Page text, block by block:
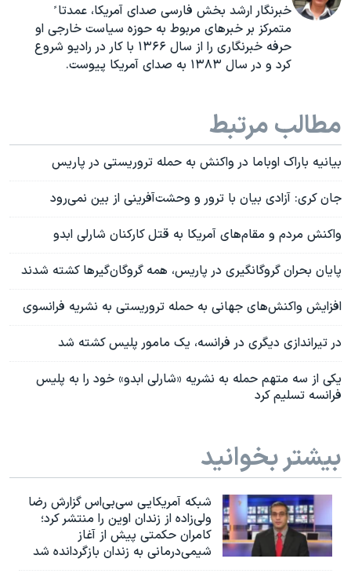
خبرنگار ارشد بخش فارسی صدای آمریکا، عمدتا ً
متمرکز بر خبرهای مربوط به حوزه سیاست خارجی او
حرفه خبرنگاری را از سال ۱۳۶۶ با کار در رادیو شروع
کرد و در سال ۱۳۸۳ به صدای آمریکا پیوست
.
مطالب مرتبط
بيانيه باراک اوباما در واکنش به حمله تروريستی در پاريس
جان کری: آزادی بیان با ترور و وحشت‌آفرینی از بین نمی‌رود
واکنش مردم و مقام‌های آمریکا به قتل کارکنان شارلی ابدو
پایان بحران گروگانگیری در پاریس، همه گروگان‌گیرها کشته شدند
افزایش واکنش‌های جهانی به حمله تروریستی به نشریه فرانسوی
در تیراندازی دیگری در فرانسه، یک مامور پلیس کشته شد
یکی از سه متهم حمله به نشریه «شارلی ابدو» خود را به پلیس
فرانسه تسلیم کرد
بیشتر بخوانید
شبکه آمریکایی سی‌بی‌‌اس گزارش رضا
ولی‌زاده از زندان اوین را منتشر کرد؛
کامران حکمتی پیش از آغاز
شیمی‌درمانی به زندان بازگردانده شد